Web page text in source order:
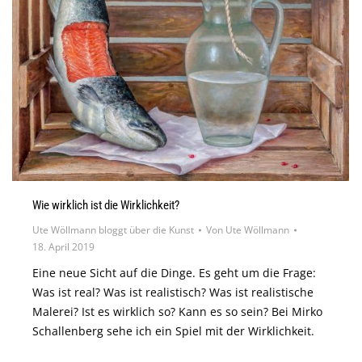
Wie wirklich ist die Wirklichkeit?
Ute Wöllmann bloggt über die Kunst Von Ute Wöllmann
18. April 2019
Eine neue Sicht auf die Dinge. Es geht um die Frage:
Was ist real? Was ist realistisch? Was ist realistische
Malerei? Ist es wirklich so? Kann es so sein? Bei Mirko
Schallenberg sehe ich ein Spiel mit der Wirklichkeit.